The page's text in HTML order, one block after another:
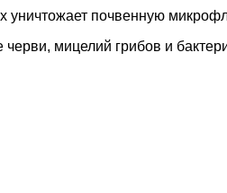
почвенную
мицелий грибов и